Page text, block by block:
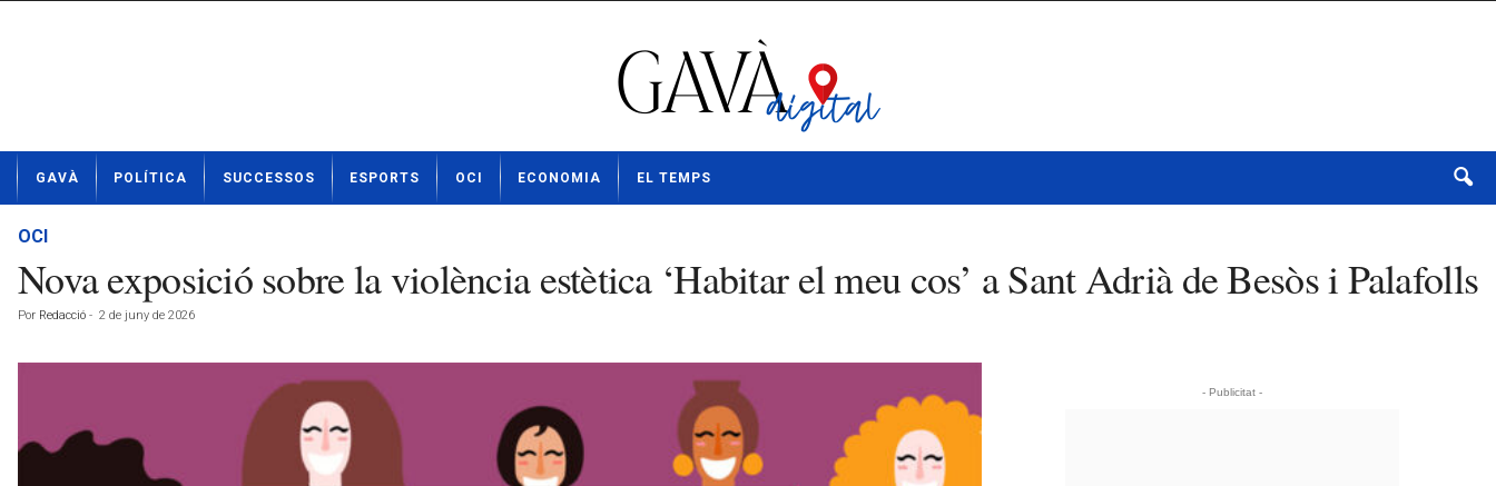
t
GAVÀ POLÍTICA SUCCESSOS ESPORTS OCI ECONOMIA EL TEMPS
OCI
Nova exposició sobre la violència estètica ‘Habitar el meu cos’ a Sant Adrià de Besòs i Palafolls
Por Redacció - 2 de juny de 2026
- Publicitat -